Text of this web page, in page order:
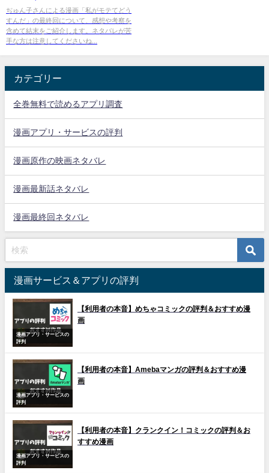
想・考察
ぢゅん子さんによる漫画「私がモテてどう
すんだ」の最終回について、感想や考察を
含めて結末をご紹介します。ネタバレが苦
手な方は注意してくださいね...
カテゴリー
全巻無料で読めるアプリ調査
漫画アプリ・サービスの評判
漫画原作の映画ネタバレ
漫画最新話ネタバレ
漫画最終回ネタバレ
漫画サービス＆アプリの評判
漫画アプリ・サービスの
評判
【利用者の本音】めちゃコミックの評判＆おすすめ漫
画
漫画アプリ・サービスの
評判
【利用者の本音】Amebaマンガの評判＆おすすめ漫
画
漫画アプリ・サービスの
評判
【利用者の本音】クランクイン！コミックの評判＆お
すすめ漫画